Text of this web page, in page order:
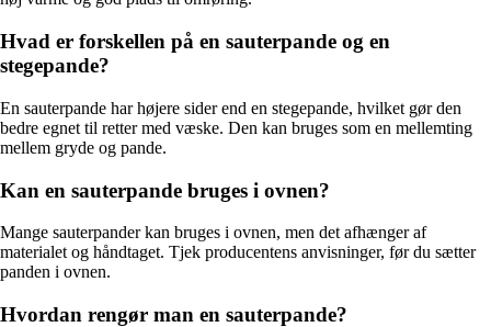
Hvad er forskellen på en sauterpande og en
stegepande?
En sauterpande har højere sider end en stegepande, hvilket gør den
bedre egnet til retter med væske. Den kan bruges som en mellemting
mellem gryde og pande.
Kan en sauterpande bruges i ovnen?
Mange sauterpander kan bruges i ovnen, men det afhænger af
materialet og håndtaget. Tjek producentens anvisninger, før du sætter
panden i ovnen.
Hvordan rengør man en sauterpande?